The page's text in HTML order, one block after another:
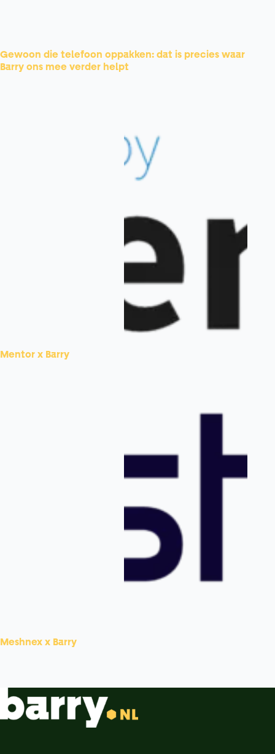
Gewoon die telefoon oppakken: dat is precies waar
Barry ons mee verder helpt
Mentor x Barry
Meshnex x Barry